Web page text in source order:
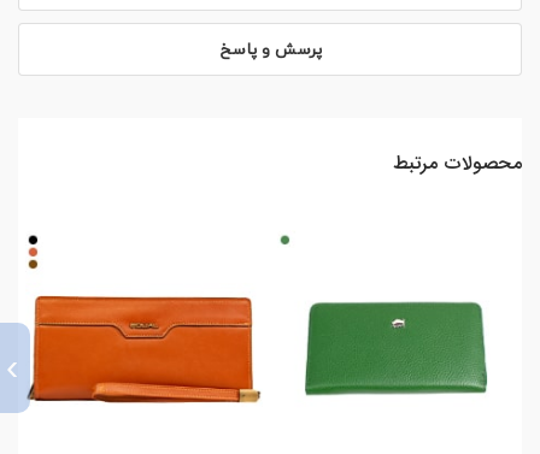
پرسش و پاسخ
محصولات مرتبط
›